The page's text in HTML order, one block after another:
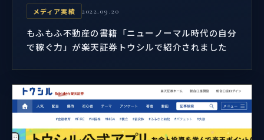
メディア実績 2022.09.20
もふもふ不動産の書籍「ニューノーマル時代の自分
で稼ぐ力」が楽天証券トウシルで紹介されました